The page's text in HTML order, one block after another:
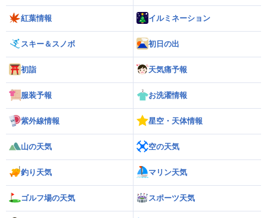
紅葉情報 イルミネーション
スキー＆スノボ 初日の出
初詣 天気痛予報
服装予報 お洗濯情報
紫外線情報 星空・天体情報
山の天気 空の天気
釣り天気 マリン天気
ゴルフ場の天気 スポーツ天気